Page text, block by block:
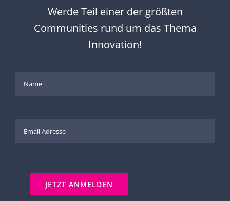
Werde Teil einer der größten
Communities rund um das Thema
Innovation!